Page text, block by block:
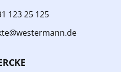
123 25 125